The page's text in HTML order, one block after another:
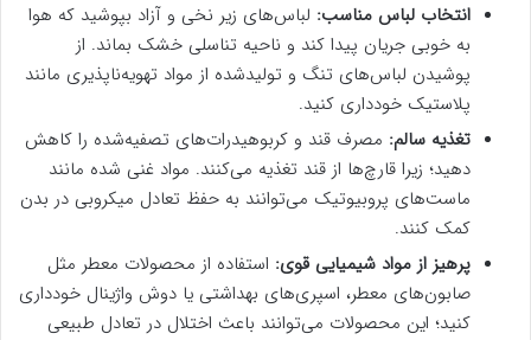
انتخاب لباس مناسب: لباس‌های زیر نخی و آزاد بپوشید که هوا
به خوبی جریان پیدا کند و ناحیه تناسلی خشک بماند. از
پوشیدن لباس‌های تنگ و تولید‌شده از مواد تهویه‌ناپذیری مانند
پلاستیک خودداری کنید.
تغذیه سالم: مصرف قند و کربوهیدرات‌های تصفیه‌شده را کاهش
دهید؛ زیرا قارچ‌ها از قند تغذیه می‌کنند. مواد غنی شده مانند
ماست‌های پروبیوتیک می‌توانند به حفظ تعادل میکروبی در بدن
کمک کنند.
پرهیز از مواد شیمیایی قوی: استفاده از محصولات معطر مثل
صابون‌های معطر، اسپری‌های بهداشتی یا دوش واژینال خودداری
کنید؛ این محصولات می‌توانند باعث اختلال در تعادل طبیعی